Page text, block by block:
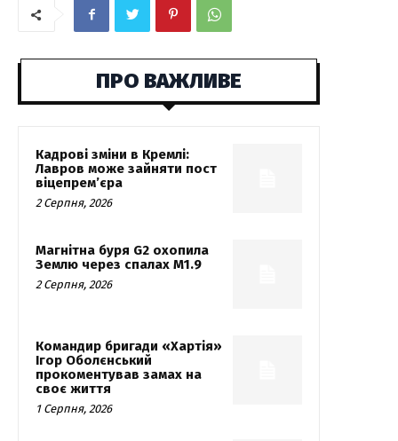
ПРО ВАЖЛИВЕ
Кадрові зміни в Кремлі:
Лавров може зайняти пост
віцепрем’єра
2 Серпня, 2026
Магнітна буря G2 охопила
Землю через спалах M1.9
2 Серпня, 2026
Командир бригади «Хартія»
Ігор Оболєнський
прокоментував замах на
своє життя
1 Серпня, 2026